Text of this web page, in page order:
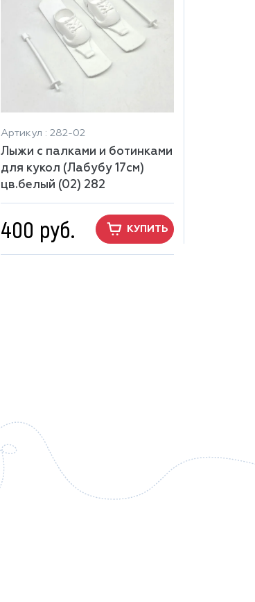
Артикул : 282-02
Лыжи с палками и ботинками
для кукол (Лабубу 17см)
цв.белый (02) 282
400 руб. КУПИТЬ